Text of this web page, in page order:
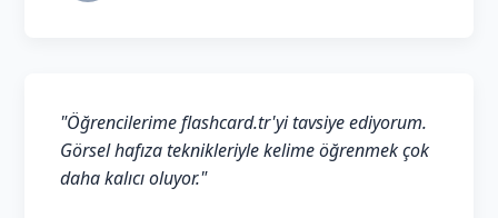
"Öğrencilerime flashcard.tr'yi tavsiye ediyorum.
Görsel hafıza teknikleriyle kelime öğrenmek çok
daha kalıcı oluyor."